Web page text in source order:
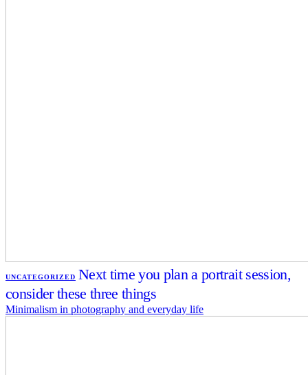
UNCATEGORIZED Next time you plan a portrait session,
consider these three things
Minimalism in photography and everyday life